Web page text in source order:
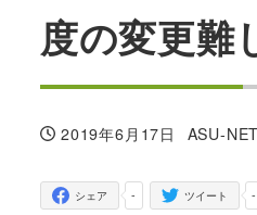
度の変更難
投稿日
2019年6月17日
著
ASU-NET
-
シェア -
ツイート